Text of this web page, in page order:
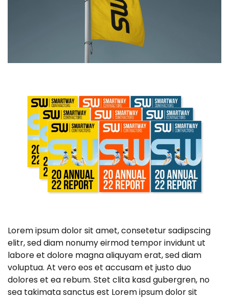
Lorem ipsum dolor sit amet, consetetur sadipscing
elitr, sed diam nonumy eirmod tempor invidunt ut
labore et dolore magna aliquyam erat, sed diam
voluptua. At vero eos et accusam et justo duo
dolores et ea rebum. Stet clita kasd gubergren, no
sea takimata sanctus est Lorem ipsum dolor sit